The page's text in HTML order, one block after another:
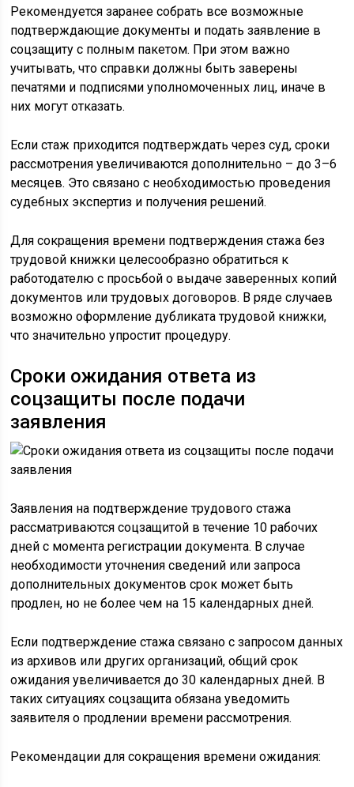
Рекомендуется заранее собрать все возможные
подтверждающие документы и подать заявление в
соцзащиту с полным пакетом. При этом важно
учитывать, что справки должны быть заверены
печатями и подписями уполномоченных лиц, иначе в
них могут отказать.
Если стаж приходится подтверждать через суд, сроки
рассмотрения увеличиваются дополнительно – до 3–6
месяцев. Это связано с необходимостью проведения
судебных экспертиз и получения решений.
Для сокращения времени подтверждения стажа без
трудовой книжки целесообразно обратиться к
работодателю с просьбой о выдаче заверенных копий
документов или трудовых договоров. В ряде случаев
возможно оформление дубликата трудовой книжки,
что значительно упростит процедуру.
Сроки ожидания ответа из
соцзащиты после подачи
заявления
Заявления на подтверждение трудового стажа
рассматриваются соцзащитой в течение 10 рабочих
дней с момента регистрации документа. В случае
необходимости уточнения сведений или запроса
дополнительных документов срок может быть
продлен, но не более чем на 15 календарных дней.
Если подтверждение стажа связано с запросом данных
из архивов или других организаций, общий срок
ожидания увеличивается до 30 календарных дней. В
таких ситуациях соцзащита обязана уведомить
заявителя о продлении времени рассмотрения.
Рекомендации для сокращения времени ожидания: